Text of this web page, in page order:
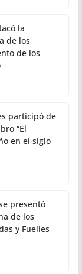
la
de los
de los
participó de
“El
en el siglo
presentó
de los
y Fuelles